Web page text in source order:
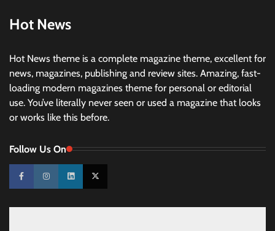
Hot News
Hot News theme is a complete magazine theme, excellent for
news, magazines, publishing and review sites. Amazing, fast-
loading modern magazines theme for personal or editorial
use. You’ve literally never seen or used a magazine that looks
or works like this before.
Follow Us On